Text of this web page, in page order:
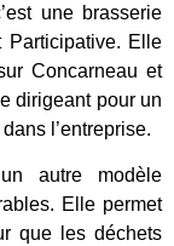
une brasserie
Participative. Elle
Concarneau et
dirigeant pour un
l’entreprise.
autre modèle
Elle permet
que les déchets